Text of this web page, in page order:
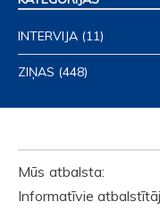
INTERVIJA (11)
ZIŅAS (448)
Mūs
Informatīvie